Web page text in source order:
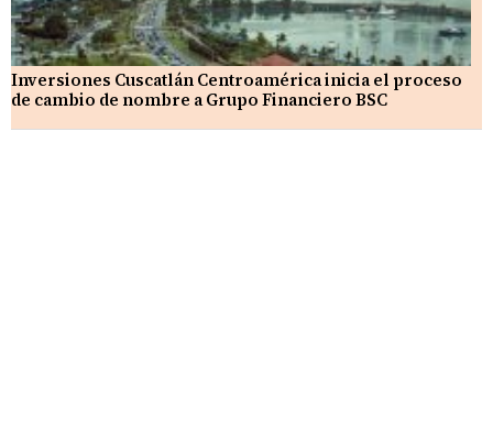
Inversiones Cuscatlán Centroamérica inicia el proceso
de cambio de nombre a Grupo Financiero BSC